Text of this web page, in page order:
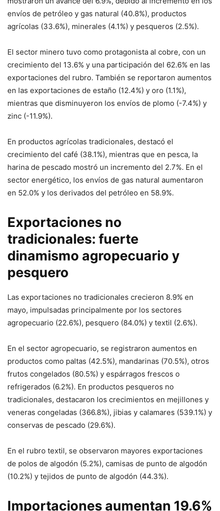
envíos de petróleo y gas natural (40.8%), productos
agrícolas (33.6%), minerales (4.1%) y pesqueros (2.5%).
El sector minero tuvo como protagonista al cobre, con un
crecimiento del 13.6% y una participación del 62.6% en las
exportaciones del rubro. También se reportaron aumentos
en las exportaciones de estaño (12.4%) y oro (1.1%),
mientras que disminuyeron los envíos de plomo (-7.4%) y
zinc (-11.9%).
En productos agrícolas tradicionales, destacó el
crecimiento del café (38.1%), mientras que en pesca, la
harina de pescado mostró un incremento del 2.7%. En el
sector energético, los envíos de gas natural aumentaron
en 52.0% y los derivados del petróleo en 58.9%.
Exportaciones no
tradicionales: fuerte
dinamismo agropecuario y
pesquero
Las exportaciones no tradicionales crecieron 8.9% en
mayo, impulsadas principalmente por los sectores
agropecuario (22.6%), pesquero (84.0%) y textil (2.6%).
En el sector agropecuario, se registraron aumentos en
productos como paltas (42.5%), mandarinas (70.5%), otros
frutos congelados (80.5%) y espárragos frescos o
refrigerados (6.2%). En productos pesqueros no
tradicionales, destacaron los crecimientos en mejillones y
veneras congeladas (366.8%), jibias y calamares (539.1%) y
conservas de pescado (29.6%).
En el rubro textil, se observaron mayores exportaciones
de polos de algodón (5.2%), camisas de punto de algodón
(10.2%) y tejidos de punto de algodón (44.3%).
Importaciones aumentan 19.6%